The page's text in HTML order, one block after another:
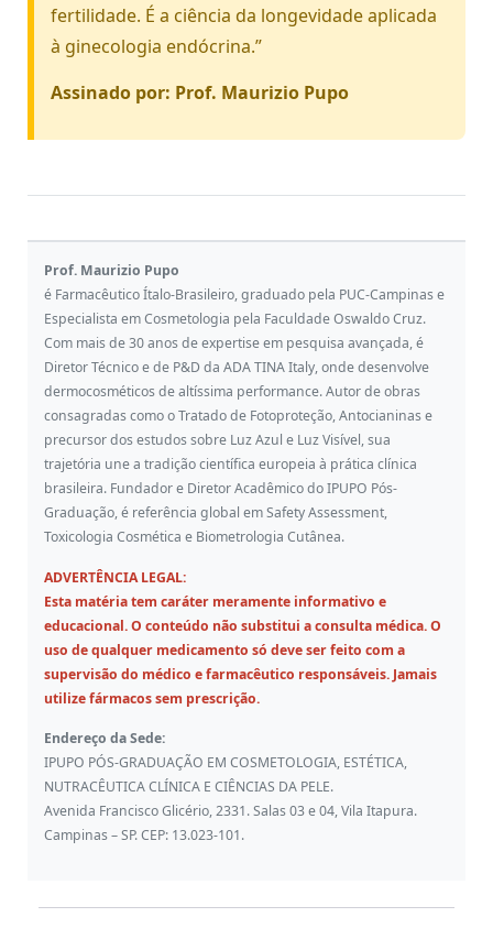
fertilidade. É a ciência da longevidade aplicada
à ginecologia endócrina.”
Assinado por: Prof. Maurizio Pupo
Prof. Maurizio Pupo
é Farmacêutico Ítalo-Brasileiro, graduado pela PUC-Campinas e
Especialista em Cosmetologia pela Faculdade Oswaldo Cruz.
Com mais de 30 anos de expertise em pesquisa avançada, é
Diretor Técnico e de P&D da ADA TINA Italy, onde desenvolve
dermocosméticos de altíssima performance. Autor de obras
consagradas como o Tratado de Fotoproteção, Antocianinas e
precursor dos estudos sobre Luz Azul e Luz Visível, sua
trajetória une a tradição científica europeia à prática clínica
brasileira. Fundador e Diretor Acadêmico do IPUPO Pós-
Graduação, é referência global em Safety Assessment,
Toxicologia Cosmética e Biometrologia Cutânea.
ADVERTÊNCIA LEGAL:
Esta matéria tem caráter meramente informativo e
educacional. O conteúdo não substitui a consulta médica. O
uso de qualquer medicamento só deve ser feito com a
supervisão do médico e farmacêutico responsáveis. Jamais
utilize fármacos sem prescrição.
Endereço da Sede:
IPUPO PÓS-GRADUAÇÃO EM COSMETOLOGIA, ESTÉTICA,
NUTRACÊUTICA CLÍNICA E CIÊNCIAS DA PELE.
Avenida Francisco Glicério, 2331. Salas 03 e 04, Vila Itapura.
Campinas – SP. CEP: 13.023-101.